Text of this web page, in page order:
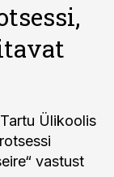
Ülikoolis
vastust